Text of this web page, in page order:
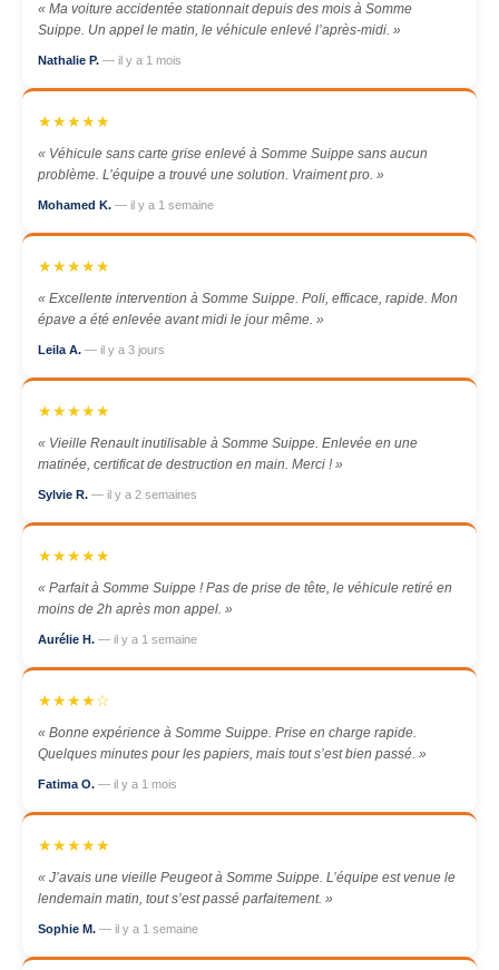
« Ma voiture accidentée stationnait depuis des mois à Somme
Suippe. Un appel le matin, le véhicule enlevé l’après-midi. »
Nathalie P. — il y a 1 mois
★★★★★
« Véhicule sans carte grise enlevé à Somme Suippe sans aucun
problème. L’équipe a trouvé une solution. Vraiment pro. »
Mohamed K. — il y a 1 semaine
★★★★★
« Excellente intervention à Somme Suippe. Poli, efficace, rapide. Mon
épave a été enlevée avant midi le jour même. »
Leila A. — il y a 3 jours
★★★★★
« Vieille Renault inutilisable à Somme Suippe. Enlevée en une
matinée, certificat de destruction en main. Merci ! »
Sylvie R. — il y a 2 semaines
★★★★★
« Parfait à Somme Suippe ! Pas de prise de tête, le véhicule retiré en
moins de 2h après mon appel. »
Aurélie H. — il y a 1 semaine
★★★★☆
« Bonne expérience à Somme Suippe. Prise en charge rapide.
Quelques minutes pour les papiers, mais tout s’est bien passé. »
Fatima O. — il y a 1 mois
★★★★★
« J’avais une vieille Peugeot à Somme Suippe. L’équipe est venue le
lendemain matin, tout s’est passé parfaitement. »
Sophie M. — il y a 1 semaine